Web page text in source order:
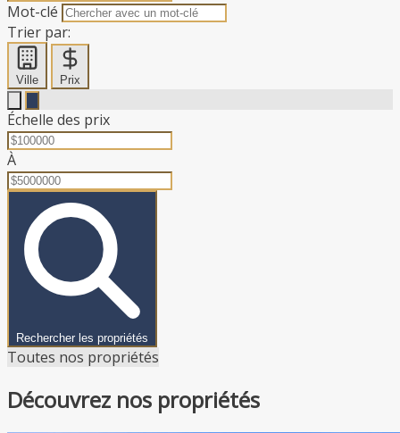
Mot-clé
Trier par:
Ville Prix
Échelle des prix
À
Rechercher les propriétés
Toutes nos propriétés
Découvrez nos propriétés